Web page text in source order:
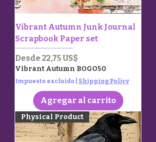
Vibrant Autumn Junk Journal
Scrapbook Paper set
Desde 22,75 US$
Precio de oferta
Vibrant Autumn BOGO50
Impuesto excluido Shipping Policy
Agregar al carrito
Physical Product